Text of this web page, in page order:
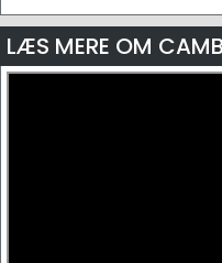
LÆS MERE OM